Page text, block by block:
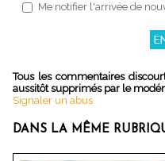
Me notifier l'arrivée de
Tous les commentaires
aussitôt supprimés par le
Signaler un abus
DANS LA MÊME